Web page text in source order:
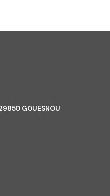
GOUESNOU